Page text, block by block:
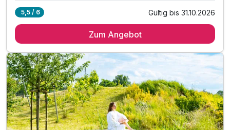
3 x Schlemmerfrühstücksbuffet
2 x Abendessen im Restaurant Wendenkönig
1 x Beauty-Drink zur Begrüßung
1 x Indische Ganzkörpermassage
1 x Taufrisch ca. 50 Min Beauty SPA
1 x Kahnfahrt durch den Spreewald
inkl. Leihfahrrad für einen Tag
5,5 / 6 Gültig bis 31.10.2026
Zum Angebot